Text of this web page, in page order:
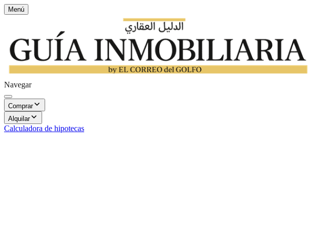
Menú
Navegar
Comprar
Alquilar
Calculadora de hipotecas